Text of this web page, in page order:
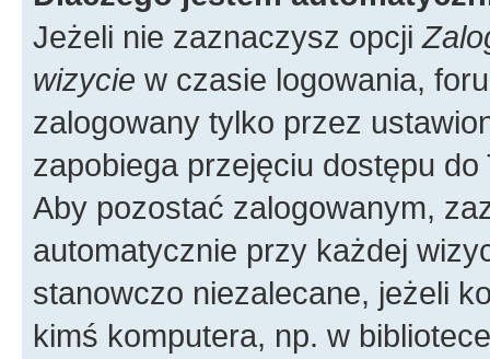
Jeżeli nie zaznaczysz opcji
wizycie w czasie logowania,
zalogowany tylko przez
zapobiega przejęciu dostępu
Aby pozostać zalogowanym,
automatycznie przy każdej
stanowczo niezalecane, jeżeli
kimś komputera, np. w